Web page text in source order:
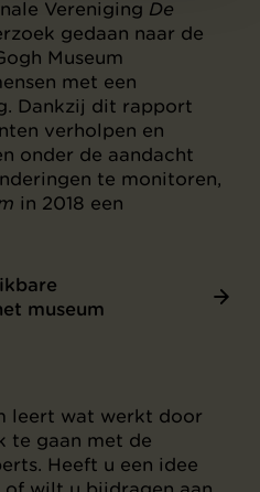
Vereniging De
gedaan naar de
Museum
met een
Dankzij dit rapport
verholpen en
onder de aandacht
te monitoren,
in 2018 een
museum
leert wat werkt door
te gaan met de
Heeft u een idee